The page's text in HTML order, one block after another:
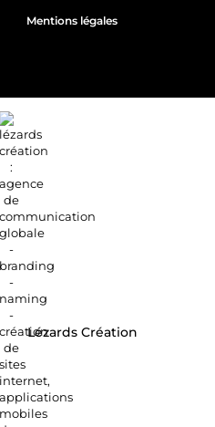
Mentions légales
Lézards Création